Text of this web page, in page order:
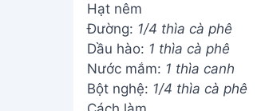
Hạt nêm
Đường: 1/4 thìa cà phê
Dầu hào: 1 thìa cà phê
Nước mắm: 1 thìa canh
Bột nghệ: 1/4 thìa cà phê